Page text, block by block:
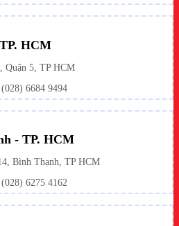
HCM
Quận 5, TP HCM
6684 9494
- TP. HCM
Bình Thạnh, TP HCM
6275 4162